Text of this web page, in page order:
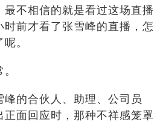
不相信的就是看过这场直播
前才看了张雪峰的直播，怎
。
的合伙人、助理、公司员
面回应时，那种不祥感笼罩